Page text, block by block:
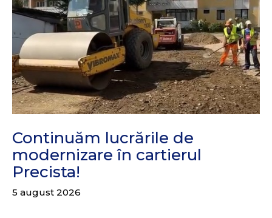
Continuăm lucrările de
modernizare în cartierul
Precista!
5 august 2026